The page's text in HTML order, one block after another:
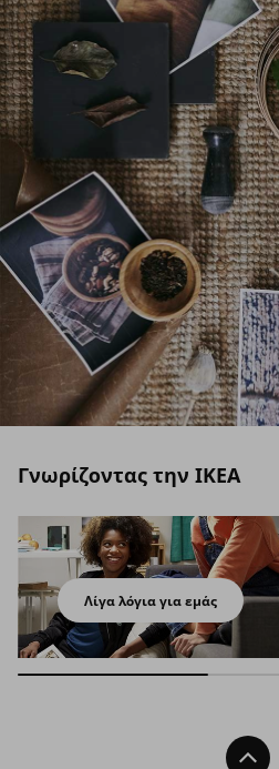
Γνωρίζοντας την ΙΚΕΑ
Λίγα λόγια για εμάς